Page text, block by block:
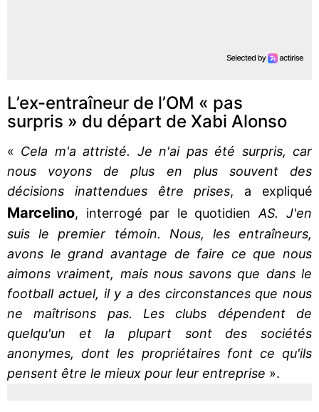
L’ex-entraîneur de l’OM « pas
surpris » du départ de Xabi Alonso
« Cela m'a attristé. Je n'ai pas été surpris, car
nous voyons de plus en plus souvent des
décisions inattendues être prises, a expliqué
Marcelino, interrogé par le quotidienAS. J'en
suis le premier témoin. Nous, les entraîneurs,
avons le grand avantage de faire ce que nous
aimons vraiment, mais nous savons que dans le
football actuel, il y a des circonstances que nous
ne maîtrisons pas. Les clubs dépendent de
quelqu'un et la plupart sont des sociétés
anonymes, dont les propriétaires font ce qu'ils
pensent être le mieux pour leur entreprise ».